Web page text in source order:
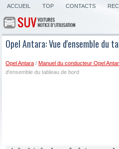
ACCUEIL TOP CONTACTS
Opel Antara: Vue d'ensemble du
Opel Antara /Manuel du conducteur Opel
d'ensemble du tableau de bord